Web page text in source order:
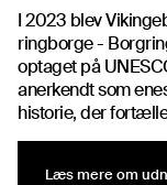
I 2023 blev
ringborge -
optaget på
anerkendt som
historie, der
Læs mere om